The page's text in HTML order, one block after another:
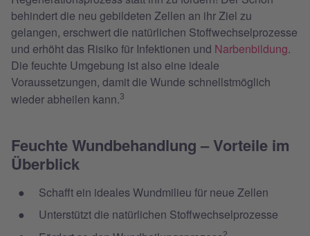
behindert die neu gebildeten Zellen an ihr Ziel zu
gelangen, erschwert die natürlichen Stoffwechselprozesse
und erhöht das Risiko für Infektionen und Narbenbildung.
Die feuchte Umgebung ist also eine ideale
Voraussetzungen, damit die Wunde schnellstmöglich
wieder abheilen kann.3
Feuchte Wundbehandlung – Vorteile im
Überblick
Schafft ein ideales Wundmilieu für neue Zellen
Unterstützt die natürlichen Stoffwechselprozesse